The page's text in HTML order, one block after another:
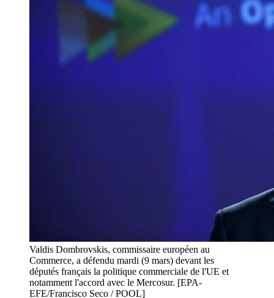
Valdis Dombrovskis, commissaire européen au
Commerce, a défendu mardi (9 mars) devant les
députés français la politique commerciale de l'UE et
notamment l'accord avec le Mercosur. [EPA-
EFE/Francisco Seco / POOL]